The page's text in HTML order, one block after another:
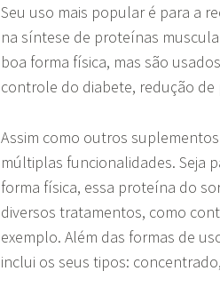
Seu uso mais popular é para a
na síntese de proteínas
boa forma física, mas são
controle do diabete, redução
Assim como outros
múltiplas funcionalidades. Seja
forma física, essa proteína do
diversos tratamentos, como
exemplo. Além das formas de
inclui os seus tipos: